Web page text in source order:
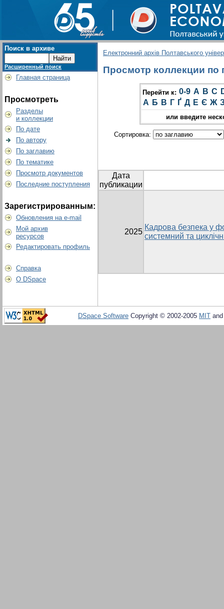
Поиск в архиве
Расширенный поиск
Главная страница
Просмотреть
Разделы
и коллекции
По дате
По автору
По заглавию
По тематике
Просмотр документов
Последние поступления
Зарегистрированным:
Обновления на e-mail
Мой архив
ресурсов
Редактировать профиль
Справка
О DSpace
Електронний архів Полтавського
Просмотр коллекции по
Перейти к: 0-9 A B C
А Б В Г Ґ Д Е Є Ж
или введите
Сортировка:
Дата
публикации
2025
Кадрова безпека у
системний та
DSpace Software Copyright © 2002-2005 MIT